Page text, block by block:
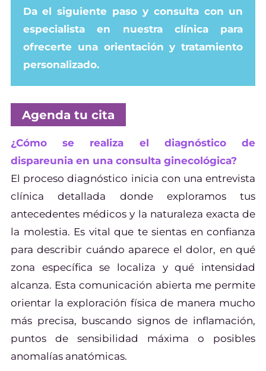
Da el siguiente paso y consulta con un
especialista en nuestra clínica para
ofrecerte una orientación y tratamiento
personalizado.
Agenda tu cita
¿Cómo se realiza el diagnóstico de
dispareunia en una consulta ginecológica?
El proceso diagnóstico inicia con una entrevista
clínica detallada donde exploramos tus
antecedentes médicos y la naturaleza exacta de
la molestia. Es vital que te sientas en confianza
para describir cuándo aparece el dolor, en qué
zona específica se localiza y qué intensidad
alcanza. Esta comunicación abierta me permite
orientar la exploración física de manera mucho
más precisa, buscando signos de inflamación,
puntos de sensibilidad máxima o posibles
anomalías anatómicas.